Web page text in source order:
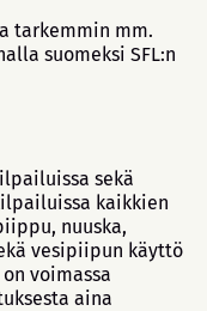
tarkemmin mm.
suomeksi SFL:n
sekä
kaikkien
nuuska,
vesipiipun käyttö
voimassa
aina